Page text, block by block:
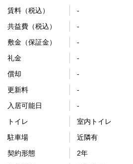
賃料（税込）
-
共益費（税込）
-
敷金（保証金）
-
礼金
-
償却
-
更新料
-
入居可能日
-
トイレ
室内トイレ
駐車場
近隣有
契約形態
2年